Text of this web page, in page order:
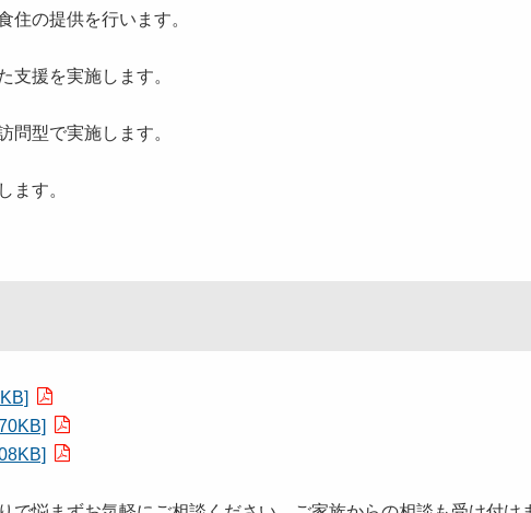
住の提供を行います。
支援を実施します。
問型で実施します。
ます。